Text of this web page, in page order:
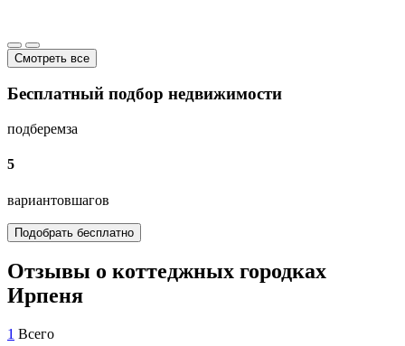
Смотреть все
Бесплатный подбор недвижимости
подберемза
5
вариантовшагов
Подобрать бесплатно
Отзывы о коттеджных городках
Ирпеня
1 Всего